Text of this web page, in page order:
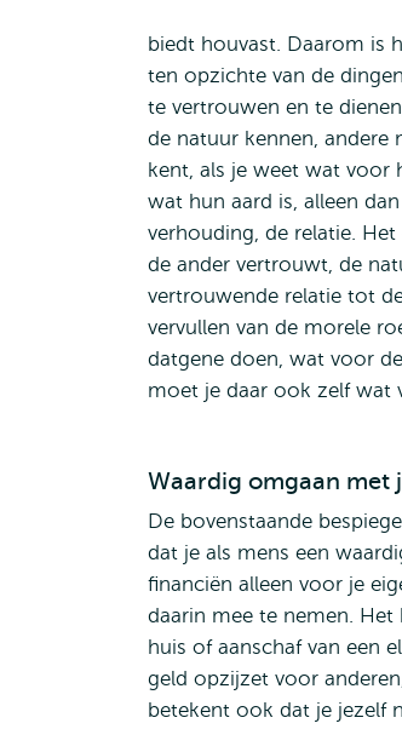
biedt houvast. Daarom is
ten opzichte van de
te vertrouwen en te
de natuur kennen, andere
kent, als je weet wat voor
wat hun aard is, alleen
verhouding, de relatie.
de ander vertrouwt, de
vertrouwende relatie tot
vervullen van de morele
datgene doen, wat voor
moet je daar ook zelf wat
Waardig omgaan met
De bovenstaande
dat je als mens een
financiën alleen voor je
daarin mee te nemen.
huis of aanschaf van een
geld opzijzet voor
betekent ook dat je jezelf